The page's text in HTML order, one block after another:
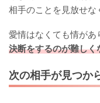
相手のことを見放せな
愛情はなくても情が
決断をするのが難しく
次の相手が見つか